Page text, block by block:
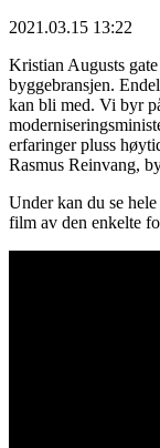
2021.03.15 13:22
Kristian Augusts
byggebransjen.
kan bli med. Vi byr
erfaringer pluss
Rasmus Reinvang,
Under kan du se
film av den enkelte